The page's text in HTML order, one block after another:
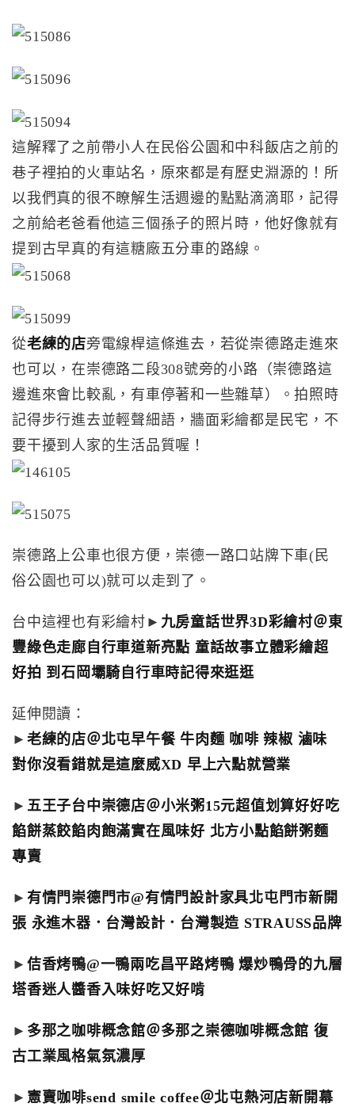
這解釋了之前帶小人在民俗公園和中科飯店之前的
巷子裡拍的火車站名，原來都是有歷史淵源的！所
以我們真的很不瞭解生活週邊的點點滴滴耶，記得
之前給老爸看他這三個孫子的照片時，他好像就有
提到古早真的有這糖廠五分車的路線。
從老練的店旁電線桿這條進去，若從崇德路走進來
也可以，在崇德路二段308號旁的小路（崇德路這
邊進來會比較亂，有車停著和一些雜草）。拍照時
記得步行進去並輕聲細語，牆面彩繪都是民宅，不
要干擾到人家的生活品質喔！
崇德路上公車也很方便，崇德一路口站牌下車(民
俗公園也可以)就可以走到了。
台中這裡也有彩繪村► 九房童話世界3D彩繪村＠東
豐綠色走廊自行車道新亮點 童話故事立體彩繪超
好拍 到石岡壩騎自行車時記得來逛逛
延伸閱讀：
► 老練的店＠北屯早午餐 牛肉麵 咖啡 辣椒 滷味
對你沒看錯就是這麼威XD 早上六點就營業
► 五王子台中崇德店＠小米粥15元超值划算好好吃
餡餅蒸餃餡肉飽滿實在風味好 北方小點餡餅粥麵
專賣
► 有情門崇德門市@有情門設計家具北屯門市新開
張 永進木器．台灣設計．台灣製造 STRAUSS品牌
► 佶香烤鴨@一鴨兩吃昌平路烤鴨 爆炒鴨骨的九層
塔香迷人醬香入味好吃又好啃
► 多那之咖啡概念館＠多那之崇德咖啡概念館 復
古工業風格氣氛濃厚
► 憲賣咖啡send smile coffee＠北屯熱河店新開幕